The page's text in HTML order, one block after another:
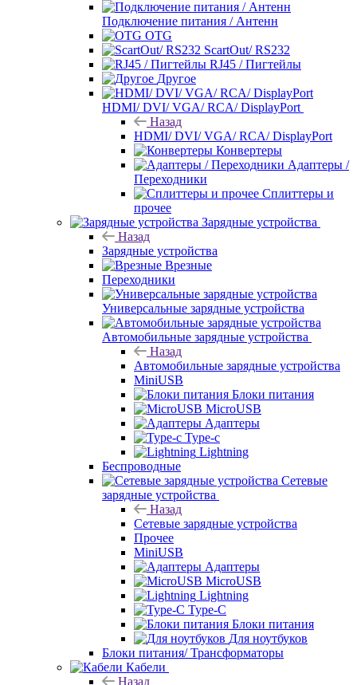
Подключение питания / Антенн
OTG
ScartOut/ RS232
RJ45 / Пигтейлы
Другое
HDMI/ DVI/ VGA/ RCA/ DisplayPort
Назад
HDMI/ DVI/ VGA/ RCA/ DisplayPort
Конвертеры
Адаптеры /
Переходники
Сплиттеры и
прочее
Зарядные устройства
Назад
Зарядные устройства
Врезные
Переходники
Универсальные зарядные устройства
Автомобильные зарядные устройства
Назад
Автомобильные зарядные устройства
MiniUSB
Блоки питания
MicroUSB
Адаптеры
Type-c
Lightning
Беспроводные
Сетевые
зарядные устройства
Назад
Сетевые зарядные устройства
Прочее
MiniUSB
Адаптеры
MicroUSB
Lightning
Type-C
Блоки питания
Для ноутбуков
Блоки питания/ Трансформаторы
Кабели
Назад